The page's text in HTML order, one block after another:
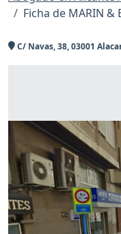
Ficha de MARIN &
C/ Navas, 38, 03001